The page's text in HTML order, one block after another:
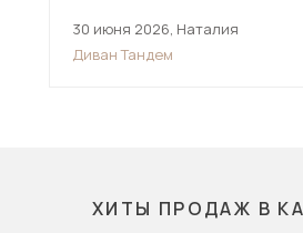
30 июня 2026, Наталия
Диван Тандем
ХИТЫ ПРОДАЖ В